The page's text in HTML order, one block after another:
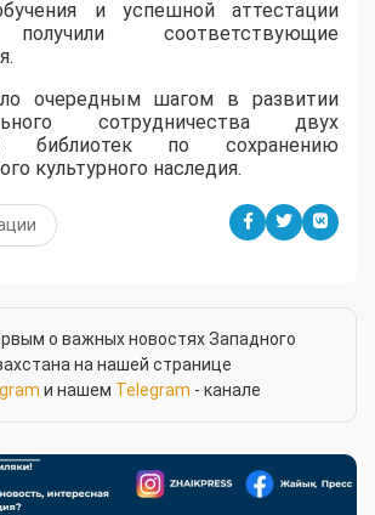
и успешной аттестации
соответствующие
очередным шагом в развитии
сотрудничества двух
библиотек по сохранению
культурного наследия.
о важных новостях Западного
на нашей странице
и нашем Telegram - канале